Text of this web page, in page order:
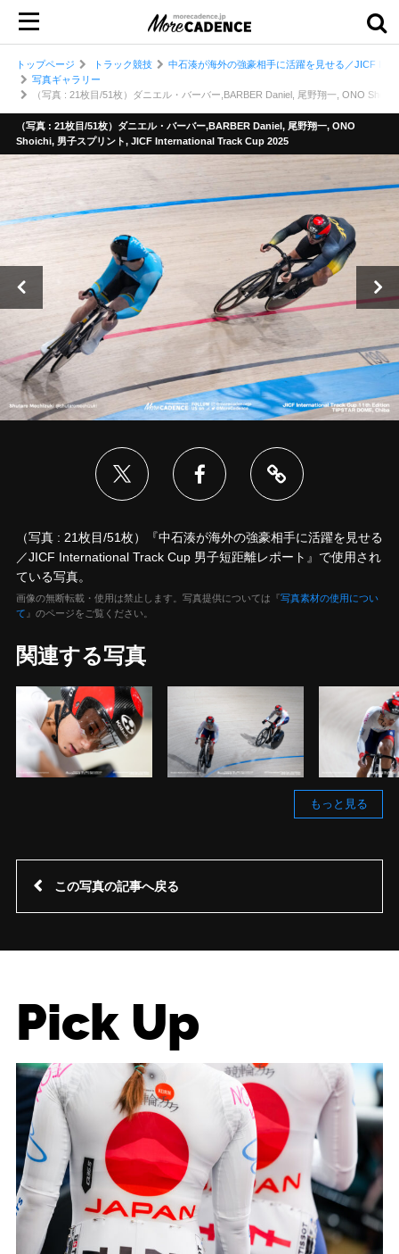
トップページ トラック競技
中石湊が海外の強豪相手に活躍を見せる／JICF
写真ギャラリー
（写真 : 21枚目/51枚）ダニエル・バーバー,BARBER Daniel, 尾野翔一, ONO
（写真 : 21枚目/51枚）ダニエル・バーバー,BARBER Daniel, 尾野翔一, ONO
Shoichi, 男子スプリント, JICF International Track Cup 2025
（写真 : 21枚目/51枚）『中石湊が海外の強豪相手に活躍を見せる
／JICF International Track Cup 男子短距離レポート』で使用され
ている写真。
画像の無断転載・使用は禁止します。写真提供については『写真素材の使用につい
て 』のページをご覧ください。
関連する写真
もっと見る
この写真の記事へ戻る
Pick Up